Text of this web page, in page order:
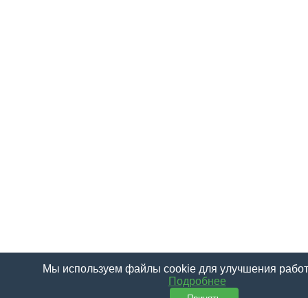
Мы используем файлы cookie для улучшения
Подробнее